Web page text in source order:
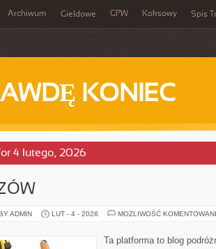
Archiwum Giełdowe GPW Koksowy Spis
KONIEC
4 lutego, 2026
ADMIN LUT - 4 - 2026 MOŻLIWOŚĆ
Ta platforma to blog